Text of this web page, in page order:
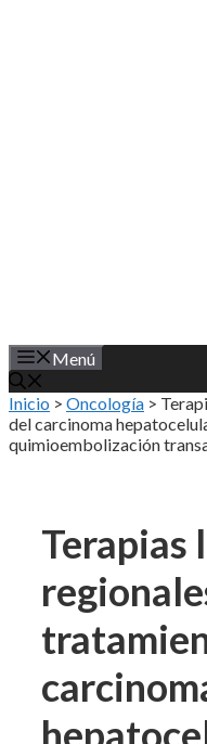
Menú
Inicio > Oncología >
del carcinoma
quimioembolización
Terapias